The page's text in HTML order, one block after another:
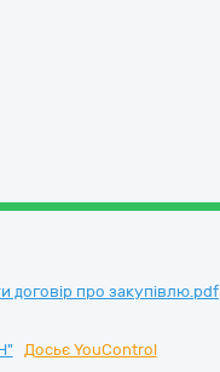
договір про закупівлю.pdf
Досьє YouControl